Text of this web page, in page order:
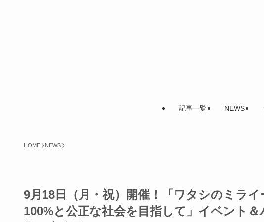
記事一覧 NEWS
HOME NEWS
9月18日（月・祝）開催！「ワタシのミラ
100%と公正な社会を目指して」イベント